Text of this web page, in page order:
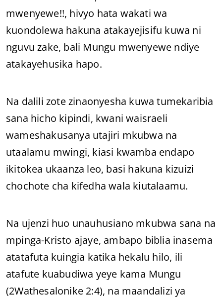
mwenyewe!!, hivyo hata wakati wa
kuondolewa hakuna atakayejisifu kuwa ni
nguvu zake, bali Mungu mwenyewe ndiye
atakayehusika hapo.
Na dalili zote zinaonyesha kuwa tumekaribia
sana hicho kipindi, kwani waisraeli
wameshakusanya utajiri mkubwa na
utaalamu mwingi, kiasi kwamba endapo
ikitokea ukaanza leo, basi hakuna kizuizi
chochote cha kifedha wala kiutalaamu.
Na ujenzi huo unauhusiano mkubwa sana na
mpinga-Kristo ajaye, ambapo biblia inasema
atatafuta kuingia katika hekalu hilo, ili
atafute kuabudiwa yeye kama Mungu
(2Wathesalonike 2:4), na maandalizi ya